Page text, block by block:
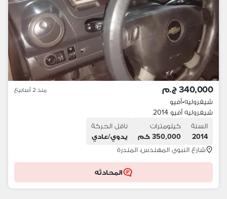
340,000 ج.م منذ 2 أسابيع
شيفروليه•أفيو
شيفروليه أفيو 2014
السنة
2014
كيلومترات
350,000 كم
ناقل الحركة
يدوي/عادي
شارع النبوي المهندس، المندرة
المحادثه